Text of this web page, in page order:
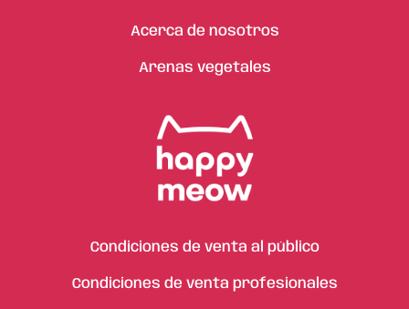
Acerca de nosotros
Arenas vegetales
Condiciones de venta al público
Condiciones de venta profesionales